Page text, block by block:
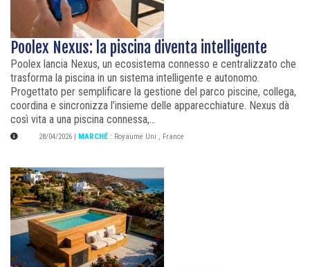
Poolex Nexus: la piscina diventa intelligente
Poolex lancia Nexus, un ecosistema connesso e centralizzato che
trasforma la piscina in un sistema intelligente e autonomo.
Progettato per semplificare la gestione del parco piscine, collega,
coordina e sincronizza l’insieme delle apparecchiature. Nexus dà
così vita a una piscina connessa,...
28/04/2026 MARCHÉ : Royaume Uni , France